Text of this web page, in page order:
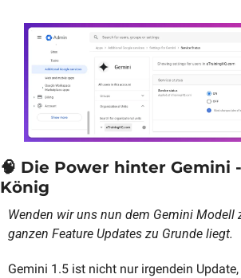
🧠 Die Power hinter Gemini
König
Wenden wir uns nun dem Gemini Modell
ganzen Feature Updates zu Grunde liegt.
Gemini 1.5 ist nicht nur irgendein